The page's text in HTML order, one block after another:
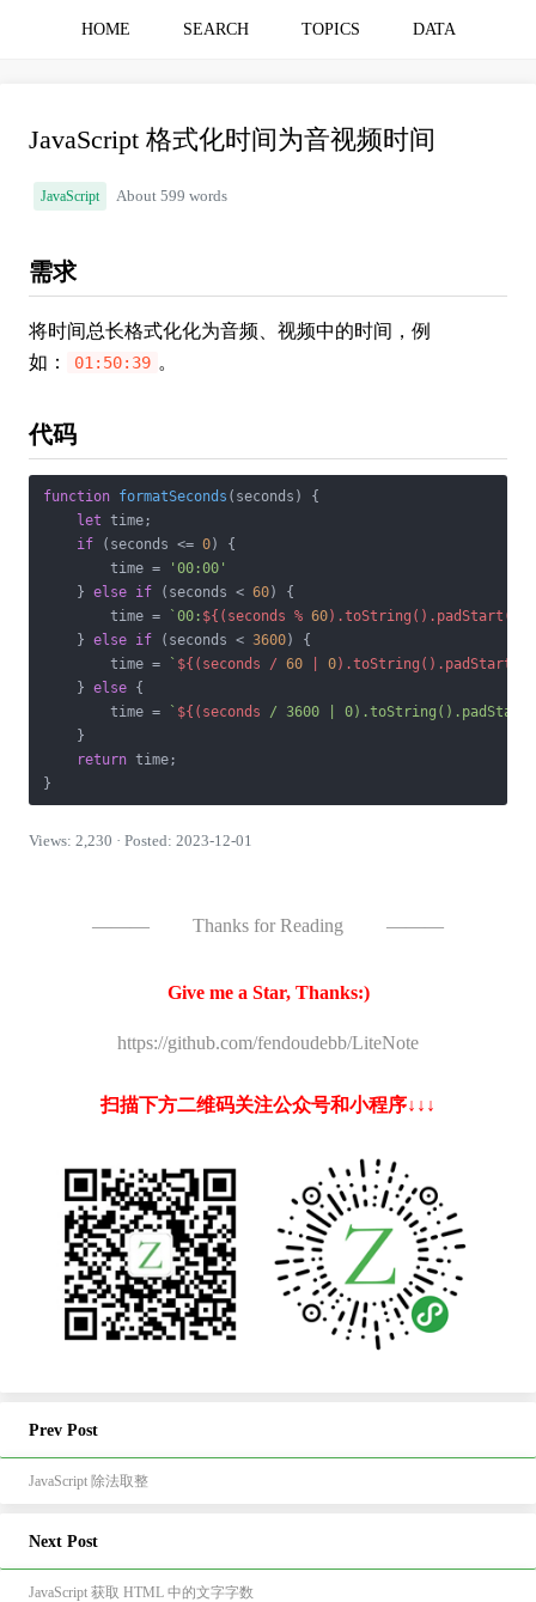
HOME SEARCH TOPICS DATA
JavaScript 格式化时间为音视频时间
JavaScript About 599 words
需求
将时间总长格式化化为音频、视频中的时间，例
如：
01:50:39 。
代码
function formatSeconds ( seconds ) {
let time;
if (seconds <= 0) {
        time =
'00:00'
    }
else if (seconds < 60) {
        time =
`00: ${(seconds % 60).toString().padStart(
    }
else if (seconds < 3600) {
        time =
` ${(seconds / 60 0).toString().padStart(
    }
else {
        time =
` ${(seconds / 3600 |
    }
return time;
}
Views: 2,230 · Posted: 2023-12-01
——— Thanks for Reading ———
Give me a Star, Thanks:)
https://github.com/fendoudebb/LiteNote
扫描下方二维码关注公众号和小程序↓↓↓
Prev Post
JavaScript 除法取整
Next Post
JavaScript 获取 HTML 中的文字字数